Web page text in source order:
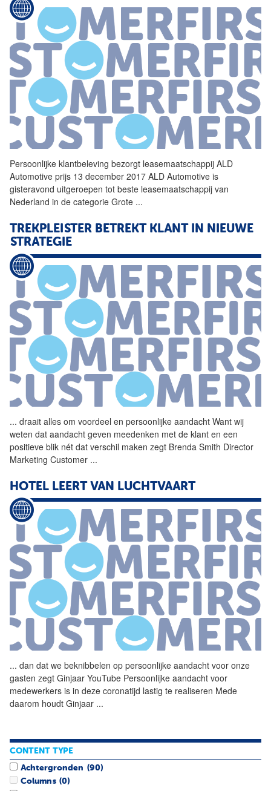
Persoonlijke klantbeleving bezorgt leasemaatschappij ALD
Automotive prijs 13 december 2017 ALD Automotive is
gisteravond uitgeroepen tot beste leasemaatschappij van
Nederland in de categorie Grote ...
TREKPLEISTER BETREKT KLANT IN NIEUWE
STRATEGIE
... draait alles om voordeel en persoonlijke aandacht Want wij
weten dat aandacht geven meedenken met de klant en een
positieve blik nét dat verschil maken zegt Brenda Smith Director
Marketing Customer ...
HOTEL LEERT VAN LUCHTVAART
... dan dat we beknibbelen op persoonlijke aandacht voor onze
gasten zegt Ginjaar YouTube Persoonlijke aandacht voor
medewerkers is in deze coronatijd lastig te realiseren Mede
daarom houdt Ginjaar ...
CONTENT TYPE
Achtergronden (90)
Columns (0)